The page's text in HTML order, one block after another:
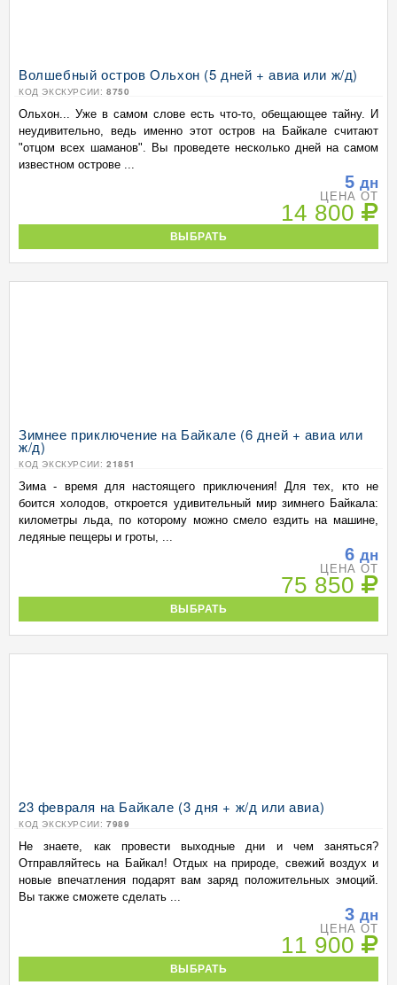
Волшебный остров Ольхон (5 дней + авиа или ж/д)
КОД ЭКСКУРСИИ: 8750
Ольхон... Уже в самом слове есть что-то, обещающее тайну. И
неудивительно, ведь именно этот остров на Байкале считают
"отцом всех шаманов". Вы проведете несколько дней на самом
известном острове ...
5 дн
ЦЕНА ОТ
14 800
ВЫБРАТЬ
Зимнее приключение на Байкале (6 дней + авиа или
ж/д)
КОД ЭКСКУРСИИ: 21851
Зима - время для настоящего приключения! Для тех, кто не
боится холодов, откроется удивительный мир зимнего Байкала:
километры льда, по которому можно смело ездить на машине,
ледяные пещеры и гроты, ...
6 дн
ЦЕНА ОТ
75 850
ВЫБРАТЬ
23 февраля на Байкале (3 дня + ж/д или авиа)
КОД ЭКСКУРСИИ: 7989
Не знаете, как провести выходные дни и чем заняться?
Отправляйтесь на Байкал! Отдых на природе, свежий воздух и
новые впечатления подарят вам заряд положительных эмоций.
Вы также сможете сделать ...
3 дн
ЦЕНА ОТ
11 900
ВЫБРАТЬ